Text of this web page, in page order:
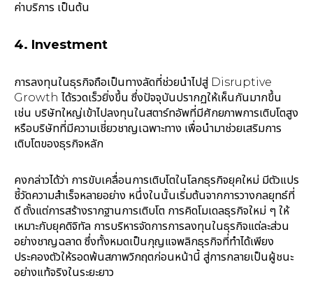
ค่าบริการ เป็นต้น
4. Investment
การลงทุนในธุรกิจถือเป็นทางลัดที่ช่วยนำไปสู่ Disruptive
Growth ได้รวดเร็วยิ่งขึ้น ซึ่งปัจจุบันปรากฏให้เห็นกันมากขึ้น
เช่น บริษัทใหญ่เข้าไปลงทุนในสตาร์ทอัพที่มีศักยภาพการเติบโตสูง
หรือบริษัทที่มีความเชี่ยวชาญเฉพาะทาง เพื่อนำมาช่วยเสริมการ
เติบโตของธุรกิจหลัก
คงกล่าวได้ว่า การขับเคลื่อนการเติบโตในโลกธุรกิจยุคใหม่ มีตัวแปร
ชี้วัดความสำเร็จหลายอย่าง หนึ่งในนั้นเริ่มต้นจากการวางกลยุทธ์ที่
ดี ตั้งแต่การสร้างรากฐานการเติบโต การคิดโมเดลธุรกิจใหม่ ๆ ให้
เหมาะกับยุคดิจิทัล การบริหารจัดการการลงทุนในธุรกิจแต่ละส่วน
อย่างชาญฉลาด ซึ่งทั้งหมดเป็นกุญแจพลิกธุรกิจที่ทำได้เพียง
ประคองตัวให้รอดพ้นสภาพวิกฤตก่อนหน้านี้ สู่การกลายเป็นผู้ชนะ
อย่างแท้จริงในระยะยาว